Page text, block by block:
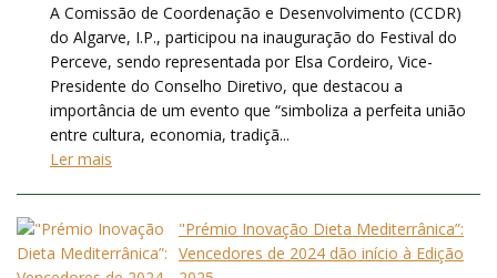
A Comissão de Coordenação e Desenvolvimento (CCDR)
do Algarve, I.P., participou na inauguração do Festival do
Perceve, sendo representada por Elsa Cordeiro, Vice-
Presidente do Conselho Diretivo, que destacou a
importância de um evento que “simboliza a perfeita união
entre cultura, economia, tradiçã...
Ler mais
"Prémio Inovação Dieta Mediterrânica”:
Vencedores de 2024 dão início à Edição